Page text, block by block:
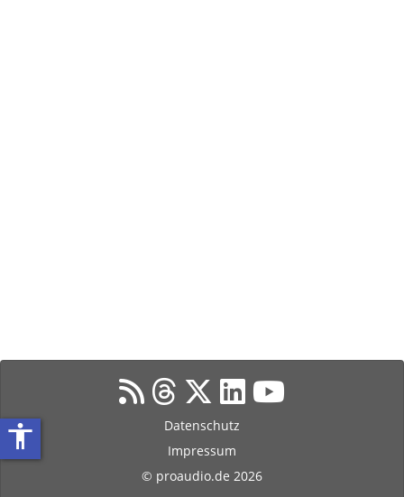
Datenschutz
Impressum
© proaudio.de 2026
accessibility